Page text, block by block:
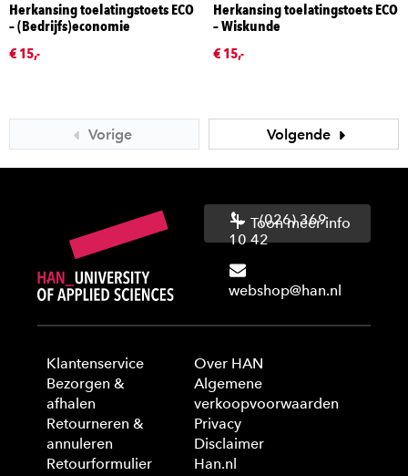
Herkansing toelatingstoets ECO
– (Bedrijfs)economie
€ 15,-
Herkansing toelatingstoets ECO
– Wiskunde
€ 15,-
Vorige Volgende
(026) 369
10 42
webshop@han.nl
Toon meer info
Klantenservice
Bezorgen &
afhalen
Retourneren &
annuleren
Retourformulier
Over HAN
Algemene
verkoopvoorwaarden
Privacy
Disclaimer
Han.nl